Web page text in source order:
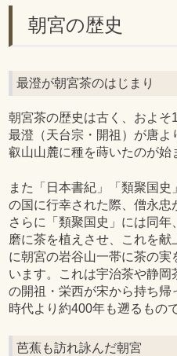
朝宮の歴史
最澄が朝宮茶のはじまり
朝宮茶の歴史は古く、およ
最澄（天台宗・開祖）が唐
叡山山麓に種を蒔いたのが始
また「日本書紀」「類聚国
の国に行幸された際、僧永忠
さらに「類聚国史」には同
磨に茶を植えさせ、これを
に朝宮の岩谷山一帯に茶の
います。これは宇治茶や静
の開祖・栄西が宋から持ち帰
時代より約400年も遡るもの
芭蕉も訪れ詠んだ朝宮